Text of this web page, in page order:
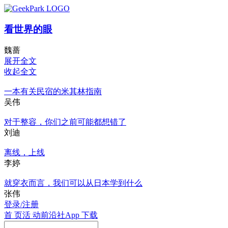
看世界的眼
魏蔷
展开全文
收起全文
一本有关民宿的米其林指南
吴伟
对于整容，你们之前可能都想错了
刘迪
离线，上线
李婷
就穿衣而言，我们可以从日本学到什么
张伟
登录/注册
首 页活 动前沿社App 下载